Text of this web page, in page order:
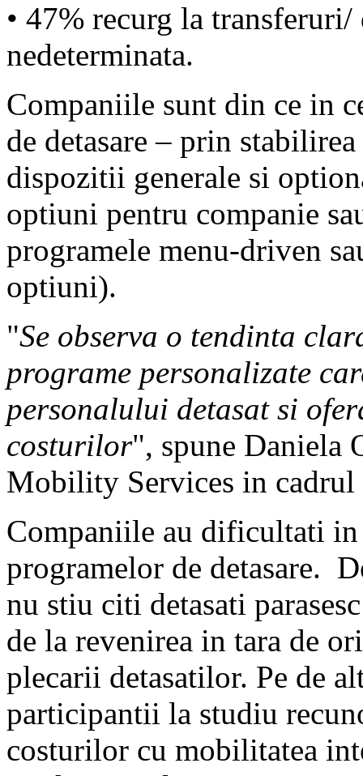
• 47% recurg la transferuri/
nedeterminata.
Companiile sunt din ce in
de detasare – prin
dispozitii generale si
optiuni pentru companie
programele menu-driven
optiuni).
"Se observa o tendinta
programe personalizate
personalului detasat si
costurilor", spune Daniela
Mobility Services in
Companiile au dificultati
programelor de detasare.
nu stiu citi detasati
de la revenirea in tara de
plecarii detasatilor. Pe de
participantii la studiu
costurilor cu mobilitatea